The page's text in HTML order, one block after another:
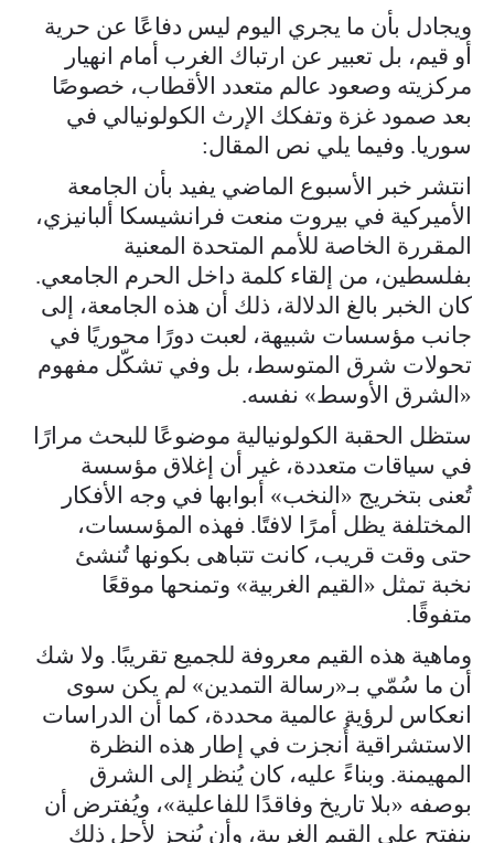
ويجادل بأن ما يجري اليوم ليس دفاعًا عن حرية
أو قيم، بل تعبير عن ارتباك الغرب أمام انهيار
مركزيته وصعود عالم متعدد الأقطاب، خصوصًا
بعد صمود غزة وتفكك الإرث الكولونيالي في
سوريا. وفيما يلي نص المقال:
انتشر خبر الأسبوع الماضي يفيد بأن الجامعة
الأميركية في بيروت منعت فرانشيسكا ألبانيزي،
المقررة الخاصة للأمم المتحدة المعنية
بفلسطين، من إلقاء كلمة داخل الحرم الجامعي.
كان الخبر بالغ الدلالة، ذلك أن هذه الجامعة، إلى
جانب مؤسسات شبيهة، لعبت دورًا محوريًا في
تحولات شرق المتوسط، بل وفي تشكّل مفهوم
«الشرق الأوسط» نفسه.
ستظل الحقبة الكولونيالية موضوعًا للبحث مرارًا
في سياقات متعددة، غير أن إغلاق مؤسسة
تُعنى بتخريج «النخب» أبوابها في وجه الأفكار
المختلفة يظل أمرًا لافتًا. فهذه المؤسسات،
حتى وقت قريب، كانت تتباهى بكونها تُنشئ
نخبة تمثل «القيم الغربية» وتمنحها موقعًا
متفوقًا.
وماهية هذه القيم معروفة للجميع تقريبًا. ولا شك
أن ما سُمّي بـ«رسالة التمدين» لم يكن سوى
انعكاس لرؤية عالمية محددة، كما أن الدراسات
الاستشراقية أُنجزت في إطار هذه النظرة
المهيمنة. وبناءً عليه، كان يُنظر إلى الشرق
بوصفه «بلا تاريخ وفاقدًا للفاعلية»، ويُفترض أن
ينفتح على القيم الغربية، وأن يُنجز لأجل ذلك